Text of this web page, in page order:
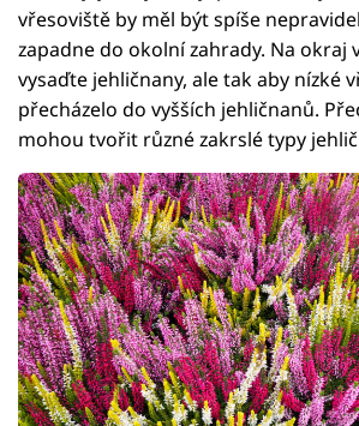
vřesoviště by měl být spíše
zapadne do okolní zahrady. Na okraj
vysaďte jehličnany, ale tak aby nízké
přecházelo do vyšších jehličnanů.
mohou tvořit různé zakrslé typy